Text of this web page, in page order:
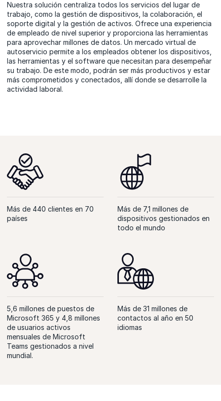
Nuestra solución centraliza todos los servicios del lugar de
trabajo, como la gestión de dispositivos, la colaboración, el
soporte digital y la gestión de activos. Ofrece una experiencia
de empleado de nivel superior y proporciona las herramientas
para aprovechar millones de datos. Un mercado virtual de
autoservicio permite a los empleados obtener los dispositivos,
las herramientas y el software que necesitan para desempeñar
su trabajo. De este modo, podrán ser más productivos y estar
más comprometidos y conectados, allí donde se desarrolle la
actividad laboral.
Más de 440 clientes en 70
países
Más de 7,1 millones de
dispositivos gestionados en
todo el mundo
5,6 millones de puestos de
Microsoft 365 y 4,8 millones
de usuarios activos
mensuales de Microsoft
Teams gestionados a nivel
mundial.
Más de 31 millones de
contactos al año en 50
idiomas